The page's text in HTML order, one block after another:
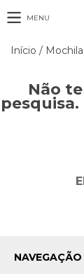
MENU
Início /
Não
NAVEGAÇÃO